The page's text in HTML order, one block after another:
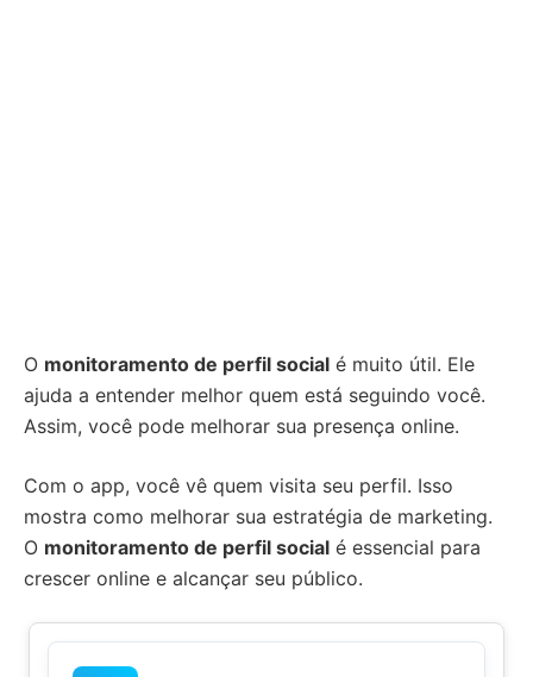
O monitoramento de perfil social é muito útil. Ele
ajuda a entender melhor quem está seguindo você.
Assim, você pode melhorar sua presença online.
Com o app, você vê quem visita seu perfil. Isso
mostra como melhorar sua estratégia de marketing.
O monitoramento de perfil social é essencial para
crescer online e alcançar seu público.